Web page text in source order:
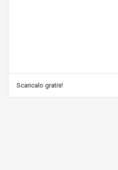
Scaricalo gratis!